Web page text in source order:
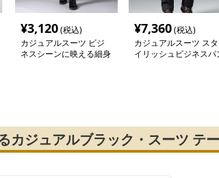
¥3,120(税込)
カジュアルスーツ ビジ
ネスシーンに映える細身
¥7,360(税込)
カジュアルスーツ スタ
イリッシュビジネスパ
カジュアルブラック・スーツ テ